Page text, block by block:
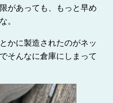
があっても、もっと早め
。
かに製造されたのがネッ
そんなに倉庫にしまって